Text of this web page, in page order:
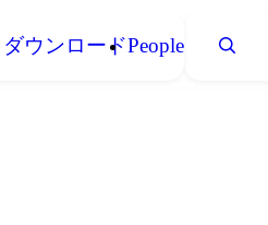
ダウンロードPeople